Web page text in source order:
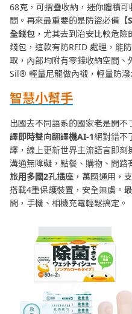
68克，可摺疊收納，迷你體積
間。再來最重要的是防盜必備 【
全錢包 ，尤其去到治安比較危
錢包，這款有防RFID 處理，能
取，內部均附有零錢收納空間
Sil® 輕量尼龍做內襯，輕量防潑
智慧小幫手
出國去不同語系的國家老是開不
譯即時雙向翻譯機AI-1絕對錯不
譯，線上更新世界主流語言即
溝通無障礙，點餐、購物、問
旅用多國2孔插座 ，萬國通用，
搭載4重保護裝置，安全無虞。
間，手機、相機充電輕鬆搞定。